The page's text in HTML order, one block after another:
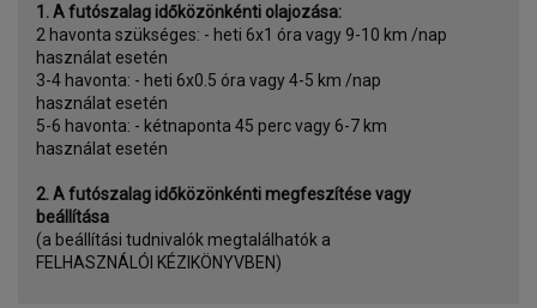
1. A futószalag időközönkénti olajozása:
2 havonta szükséges: - heti 6x1 óra vagy 9-10 km /nap
használat esetén
3-4 havonta: - heti 6x0.5 óra vagy 4-5 km /nap
használat esetén
5-6 havonta: - kétnaponta 45 perc vagy 6-7 km
használat esetén
2. A futószalag időközönkénti megfeszítése vagy
beállítása
(a beállítási tudnivalók megtalálhatók a
FELHASZNÁLÓI KÉZIKÖNYVBEN)